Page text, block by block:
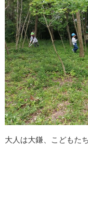
大人は大鎌、こどもた